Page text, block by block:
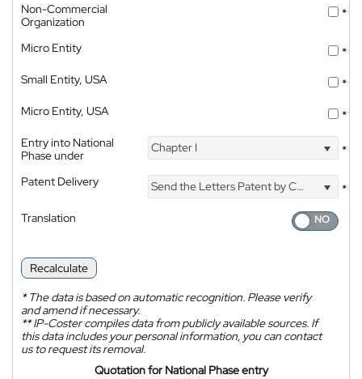
Non-Commercial
Organization
*
Micro Entity
*
Small Entity, USA
*
Micro Entity, USA
*
Entry into National
Phase under
Chapter I *
Patent Delivery Send the Letters Patent by Courier
*
Translation
Recalculate
*The data is based on automatic recognition. Please verify
and amend if necessary.
**IP-Coster compiles data from publicly available sources. If
this data includes your personal information, you can contact
us to request its removal.
Quotation for National Phase entry